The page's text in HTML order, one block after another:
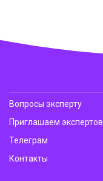
Вопросы эксперту
Приглашаем экспертов
Телеграм
Контакты